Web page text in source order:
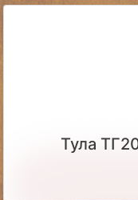
Тула